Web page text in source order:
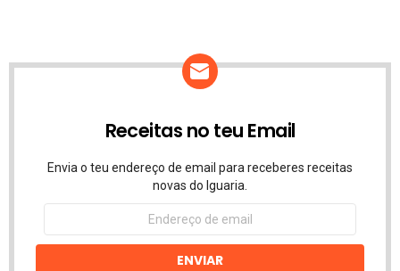
Receitas no teu Email
Envia o teu endereço de email para receberes receitas
novas do Iguaria.
Endereço
email
ENVIAR